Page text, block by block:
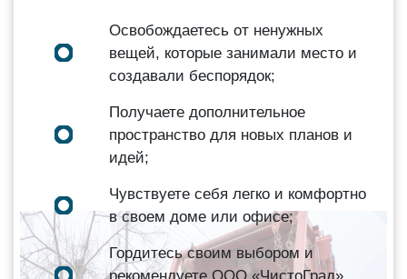
Освобождаетесь от ненужных
вещей, которые занимали место и
создавали беспорядок;
Получаете дополнительное
пространство для новых планов и
идей;
Чувствуете себя легко и комфортно
в своем доме или офисе;
Гордитесь своим выбором и